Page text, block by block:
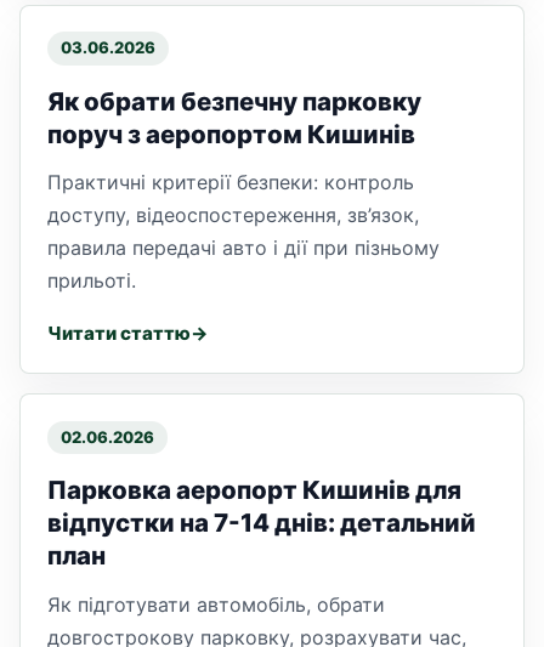
03.06.2026
Як обрати безпечну парковку
поруч з аеропортом Кишинів
Практичні критерії безпеки: контроль
доступу, відеоспостереження, зв’язок,
правила передачі авто і дії при пізньому
прильоті.
Читати статтю
02.06.2026
Парковка аеропорт Кишинів для
відпустки на 7-14 днів: детальний
план
Як підготувати автомобіль, обрати
довгострокову парковку, розрахувати час,